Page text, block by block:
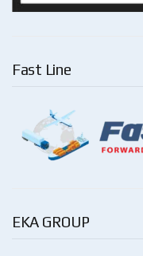
Fast Line
EKA GROUP